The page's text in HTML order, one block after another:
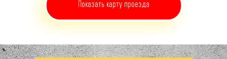
Показать карту проезда